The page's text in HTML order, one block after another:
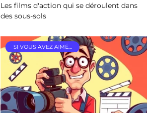
Les films d'action qui se déroulent dans
des sous-sols
SI VOUS AVEZ AIMÉ…